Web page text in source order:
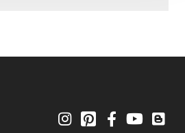
InstagramPinterestFacebookYouTube